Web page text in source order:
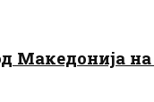
Македонија